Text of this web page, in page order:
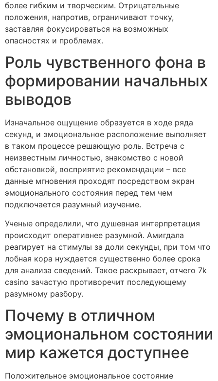
более гибким и творческим. Отрицательные
положения, напротив, ограничивают точку,
заставляя фокусироваться на возможных
опасностях и проблемах.
Роль чувственного фона в
формировании начальных
выводов
Изначальное ощущение образуется в ходе ряда
секунд, и эмоциональное расположение выполняет
в таком процессе решающую роль. Встреча с
неизвестным личностью, знакомство с новой
обстановкой, восприятие рекомендации – все
данные мгновения проходят посредством экран
эмоционального состояния перед тем чем
подключается разумный изучение.
Ученые определили, что душевная интерпретация
происходит оперативнее разумной. Амигдала
реагирует на стимулы за доли секунды, при том что
лобная кора нуждается существенно более срока
для анализа сведений. Такое раскрывает, отчего 7k
casino зачастую противоречит последующему
разумному разбору.
Почему в отличном
эмоциональном состоянии
мир кажется доступнее
Положительное эмоциональное состояние